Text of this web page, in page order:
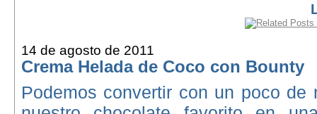
14 de agosto de 2011
Crema Helada de Coco con Bounty
Podemos convertir con un poco de